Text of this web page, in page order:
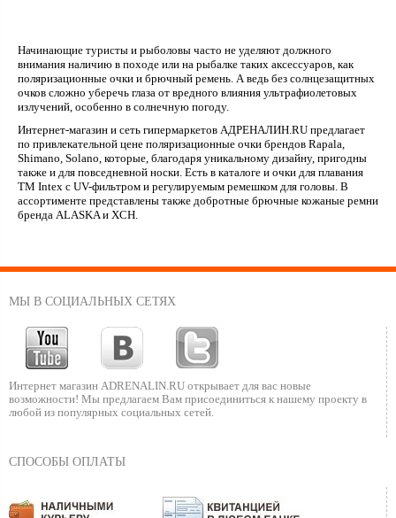
Начинающие туристы и рыболовы часто не уделяют должного
внимания наличию в походе или на рыбалке таких аксессуаров, как
поляризационные очки и брючный ремень. А ведь без солнцезащитных
очков сложно уберечь глаза от вредного влияния ультрафиолетовых
излучений, особенно в солнечную погоду.
Интернет-магазин и сеть гипермаркетов АДРЕНАЛИН.RU предлагает
по привлекательной цене поляризационные очки брендов Rapala,
Shimano, Solano, которые, благодаря уникальному дизайну, пригодны
также и для повседневной носки. Есть в каталоге и очки для плавания
ТМ Intex с UV-фильтром и регулируемым ремешком для головы. В
ассортименте представлены также добротные брючные кожаные ремни
бренда ALASKA и ХСН.
МЫ В СОЦИАЛЬНЫХ СЕТЯХ
Интернет магазин ADRENALIN.RU открывает для вас новые
возможности! Мы предлагаем Вам присоединиться к нашему проекту в
любой из популярных социальных сетей.
СПОСОБЫ ОПЛАТЫ